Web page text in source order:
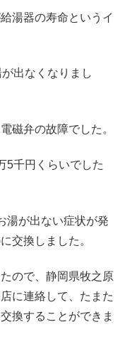
湯器の寿命というイ
出なくなりまし
磁弁の故障でした。
5千円くらいでした
湯が出ない症状が発
交換しました。
ので、静岡県牧之原
に連絡して、たまた
換することができま